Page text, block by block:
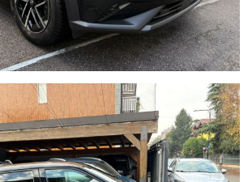
Andrea
Roberto
alla vettura e alla sua documentazione
errori o imprecisioni.